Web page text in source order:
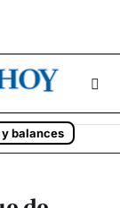
y balances